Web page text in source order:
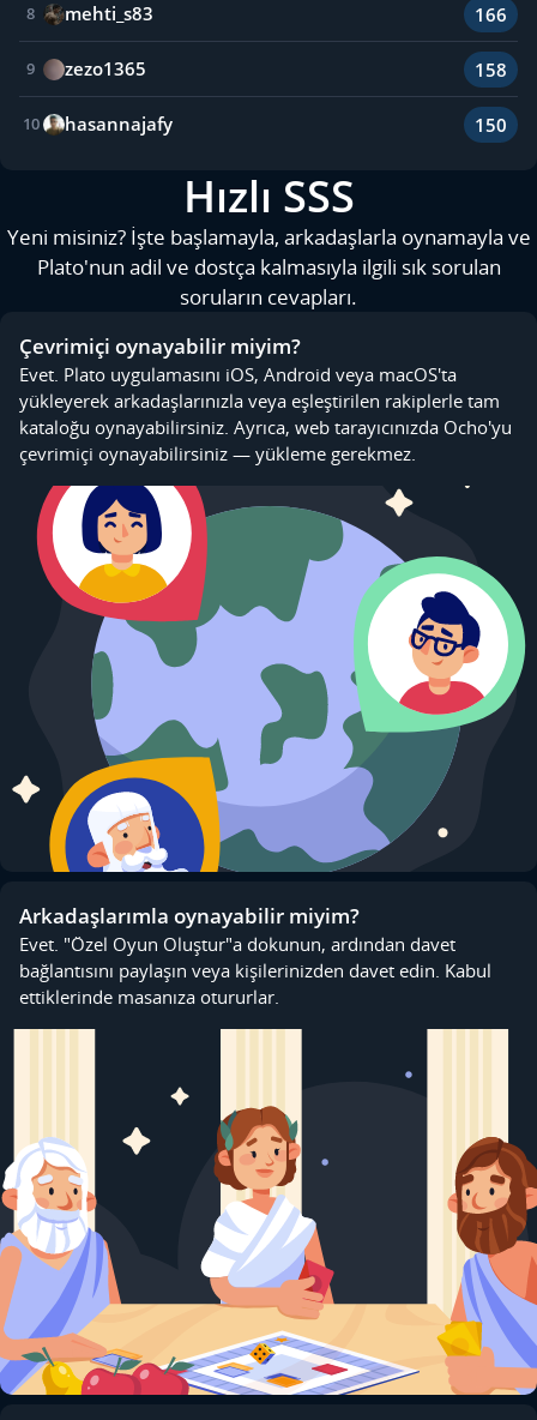
8 mehti_s83 166
9 zezo1365 158
10 hasannajafy 150
Hızlı SSS
Yeni misiniz? İşte başlamayla, arkadaşlarla oynamayla ve
Plato'nun adil ve dostça kalmasıyla ilgili sık sorulan
soruların cevapları.
Çevrimiçi oynayabilir miyim?
Evet. Plato uygulamasını iOS, Android veya macOS'ta
yükleyerek arkadaşlarınızla veya eşleştirilen rakiplerle tam
kataloğu oynayabilirsiniz. Ayrıca, web tarayıcınızda Ocho'yu
çevrimiçi oynayabilirsiniz — yükleme gerekmez.
Arkadaşlarımla oynayabilir miyim?
Evet. "Özel Oyun Oluştur"a dokunun, ardından davet
bağlantısını paylaşın veya kişilerinizden davet edin. Kabul
ettiklerinde masanıza otururlar.